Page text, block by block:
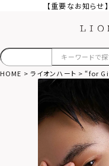
【重要なお知ら
HOME ライオンハート “for